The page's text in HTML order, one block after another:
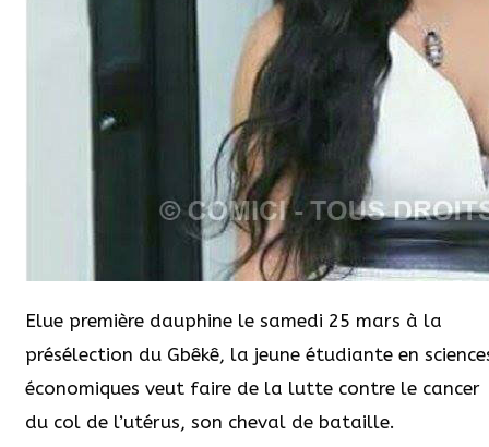
Elue première dauphine le samedi 25 mars à la
présélection du Gbêkê, la jeune étudiante en
économiques veut faire de la lutte contre le cancer
du col de l’utérus, son cheval de bataille.